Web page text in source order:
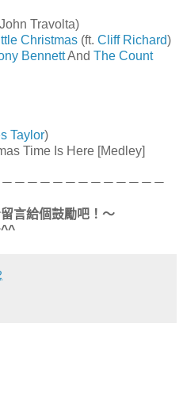
Travolta)
Christmas (ft. Cliff Richard)
BennettAnd The Count
Taylor)
Time Is Here [Medley]
－－－－－－－－－－－－
言給個鼓勵吧！～
^^